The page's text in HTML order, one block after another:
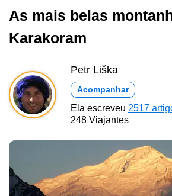
As mais belas
Karakoram
Petr Liška
Acompanhar
Ela escreveu 2517
248 Viajantes